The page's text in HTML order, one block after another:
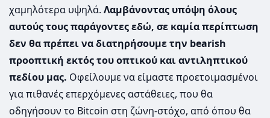
χαμηλότερα υψηλά. Λαμβάνοντας υπόψη όλους
αυτούς τους παράγοντες εδώ, σε καμία περίπτωση
δεν θα πρέπει να διατηρήσουμε την bearish
προοπτική εκτός του οπτικού και αντιληπτικού
πεδίου μας. Οφείλουμε να είμαστε προετοιμασμένοι
για πιθανές επερχόμενες αστάθειες, που θα
οδηγήσουν το Bitcoin στη ζώνη-στόχο, από όπου θα